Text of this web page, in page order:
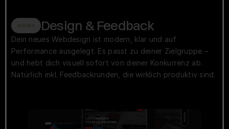
Schritt 3 Design & Feedback
Dein neues Webdesign ist modern, klar und auf
Performance ausgelegt. Es passt zu deiner Zielgruppe –
und hebt dich visuell sofort von deiner Konkurrenz ab.
Natürlich inkl. Feedbackrunden, die wirklich produktiv sind.